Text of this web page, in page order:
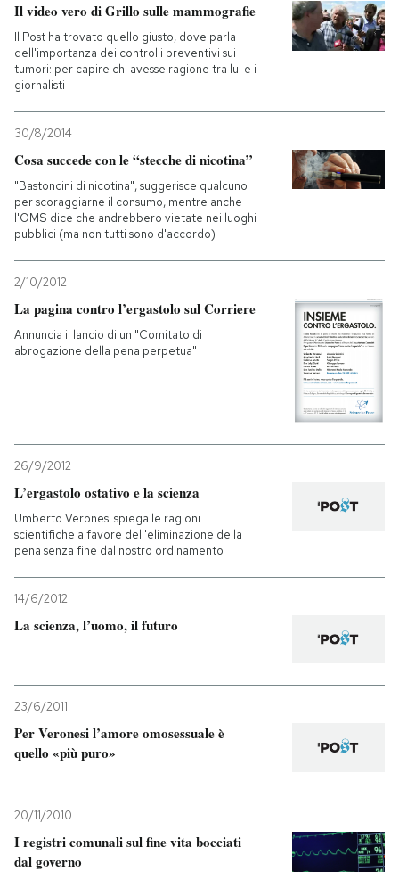
CALENDARIO
AREA PERSONALE
Il video vero di Grillo sulle mammografie
Il Post ha trovato quello giusto, dove parla
dell'importanza dei controlli preventivi sui
tumori: per capire chi avesse ragione tra lui e i
giornalisti
30/8/2014
Cosa succede con le “stecche di nicotina”
"Bastoncini di nicotina", suggerisce qualcuno
per scoraggiarne il consumo, mentre anche
l'OMS dice che andrebbero vietate nei luoghi
pubblici (ma non tutti sono d'accordo)
2/10/2012
La pagina contro l’ergastolo sul Corriere
Annuncia il lancio di un "Comitato di
abrogazione della pena perpetua"
26/9/2012
L’ergastolo ostativo e la scienza
Umberto Veronesi spiega le ragioni
scientifiche a favore dell'eliminazione della
pena senza fine dal nostro ordinamento
14/6/2012
La scienza, l’uomo, il futuro
23/6/2011
Per Veronesi l’amore omosessuale è
quello «più puro»
20/11/2010
I registri comunali sul fine vita bocciati
dal governo